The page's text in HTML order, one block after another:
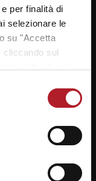
per finalità di
selezionare le
su "Accetta
cliccando sul
mediante il
Per ulteriori
Cookie
I campi